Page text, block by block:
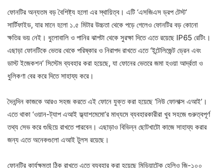
ফোনটির অন্যতম বড় বৈশিষ্ট্য হলো এর স্থায়িত্ব। এটি ‘এসজিএস ড্রপ টেস্ট’
সার্টিফাইড, যার মানে হলো ১.৫ মিটার উচ্চতা থেকে পড়ে গেলেও ফোনটির বড় কোনো
ক্ষতির ভয় নেই। ধুলোবালি ও পানির ঝাপটা থেকে সুরক্ষা দিতে এতে রয়েছে IP65 রেটিং।
এছাড়া ফোনটিকে ভেতর থেকে পরিষ্কার ও নিরাপদ রাখতে এতে ‘ইন্টেলিজেন্ট ড্রেন এবং
ডাস্ট ইজেকশন’ সিস্টেম ব্যবহার করা হয়েছে, যা ফোনের ভেতরে জমা হওয়া আর্দ্রতা ও
ধুলিকণা বের করে দিতে সাহায্য করে।
দৈনন্দিন কাজকে আরও সহজ করতে এই ফোনে যুক্ত করা হয়েছে ‘নিউ ফোলাক্স এআই’।
এতে থাকা ‘ওয়ান-ট্যাপ এআই ফ্ল্যাশমেমো’র মাধ্যমে ব্যবহারকারীরা খুব সহজে গুরুত্বপূর্ণ
তথ্য সেভ করে গুছিয়ে রাখতে পারবেন। এছাড়াও বিভিন্ন ছোটখাটো কাজে সাহায্য করার
জন্য এতে অনেকগুলো এআই টুলস রয়েছে।
ফোনটির কার্যক্ষমতা ঠিক রাখতে এতে ব্যবহার করা হয়েছে মিডিয়াটেক হেলিও জি-১০০